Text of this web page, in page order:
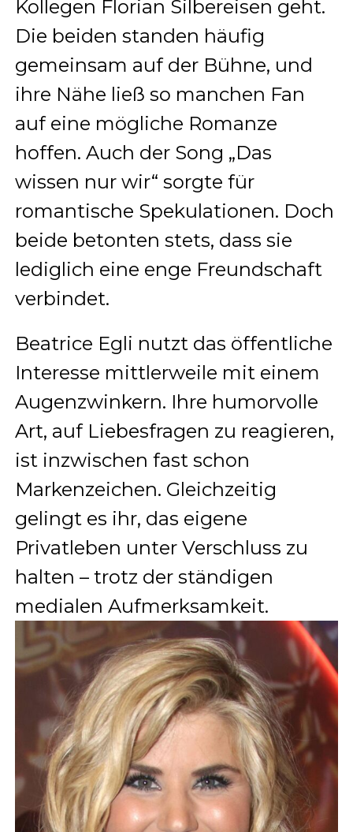
Kollegen Florian Silbereisen geht.
Die beiden standen häufig
gemeinsam auf der Bühne, und
ihre Nähe ließ so manchen Fan
auf eine mögliche Romanze
hoffen. Auch der Song „Das
wissen nur wir“ sorgte für
romantische Spekulationen. Doch
beide betonten stets, dass sie
lediglich eine enge Freundschaft
verbindet.
Beatrice Egli nutzt das öffentliche
Interesse mittlerweile mit einem
Augenzwinkern. Ihre humorvolle
Art, auf Liebesfragen zu reagieren,
ist inzwischen fast schon
Markenzeichen. Gleichzeitig
gelingt es ihr, das eigene
Privatleben unter Verschluss zu
halten – trotz der ständigen
medialen Aufmerksamkeit.